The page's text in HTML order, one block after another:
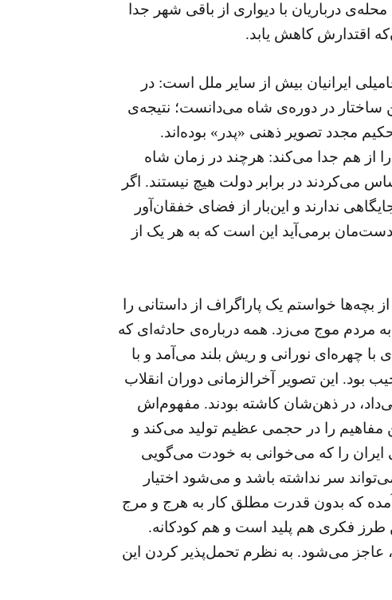
درباریان با دیواری از باقی شهر جدا
اقتدارش کاهش یابد.
ایرانیان بیش از سایر ملل است: در
ساختار در دوره‌ی شاه می‌دانست؛ نتیجه‌ی
مجدد تصویر ذهنی «پدر» بوده‌اند.
از هم جدا می‌کند: هرچند در زمان شاه
می‌کردند در برابر دولت هیچ نیستند. اگر
ندارند و این‌بار از فضای خفقان‌آور
دست‌مان برمی‌آید این است که به هر یک از
خواستم یک پاراگراف از داستانی را
به مردم موج می‌زد. همه درباره‌ی حادثه‌ای که
با چهره‌ای نورانی و ریش بلند می‌آمد و با
این تصویر آخرالزمانی دوران انقلاب
در ذهن‌شان کاشته بودند. مفهوم‌اش
مفاهیم را در حجمی عظیم تولید می‌کند و
را که می‌خوانی به خودت می‌گویی
سر نداشته باشد و می‌شود اختیار
که بدون قدرت مطلق کار به هرج و مرج
طرز فکری هم پلید است و هم کودکانه.
عاجز می‌شود. به نظرم تحمل‌پذیر کردن این